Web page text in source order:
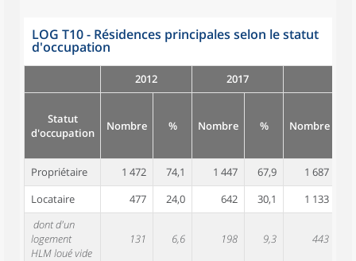
LOG T10 - Résidences principales selon le statut
d'occupation
2012 2017
Statut
d'occupation
Nombre % Nombre % Nombre
Propriétaire 1 472 74,1 1 447 67,9 1 687
Locataire
477 24,0 642 30,1 1 133
dont d'un
logement
HLM loué vide
131 6,6 198 9,3 443